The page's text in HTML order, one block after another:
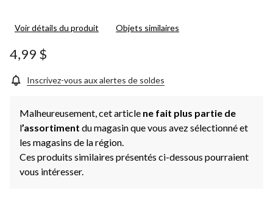
Voir détails du produit Objets similaires
4,99 $
Inscrivez-vous aux alertes de soldes
Malheureusement, cet article ne fait plus partie de
l’assortiment du magasin que vous avez sélectionné et
les magasins de la région.
Ces produits similaires présentés ci-dessous pourraient
vous intéresser.